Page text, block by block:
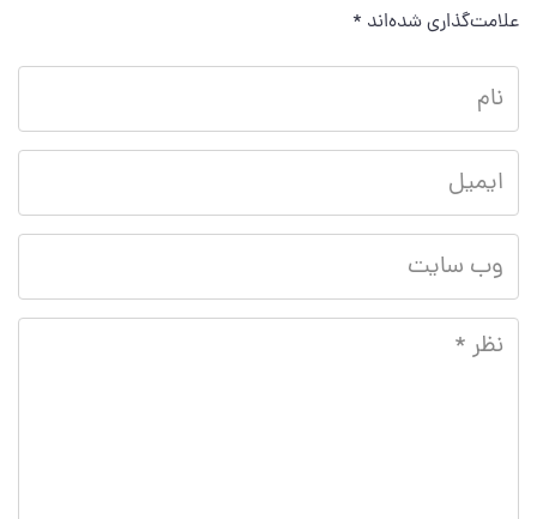
علامت‌گذاری شده‌اند *